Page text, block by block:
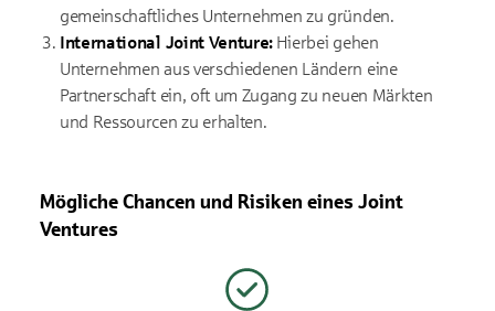
gemeinschaftliches Unternehmen zu gründen.
International Joint Venture: Hierbei gehen
Unternehmen aus verschiedenen Ländern eine
Partnerschaft ein, oft um Zugang zu neuen Märkten
und Ressourcen zu erhalten.
Mögliche Chancen und Risiken eines Joint
Ventures